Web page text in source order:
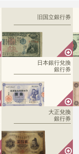
旧国立銀行券
日本銀行兌換
銀行券
大正兌換
銀行券